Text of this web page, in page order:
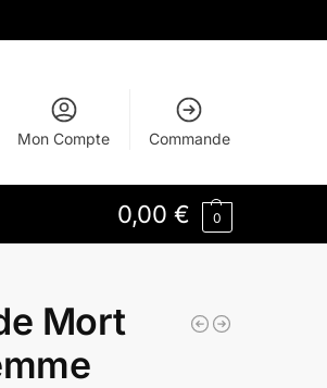
Mon Compte Commande
0,00 € 0
Mort